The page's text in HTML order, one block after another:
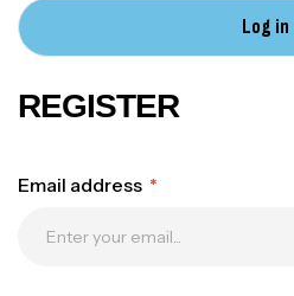
Log in
REGISTER
Email address *